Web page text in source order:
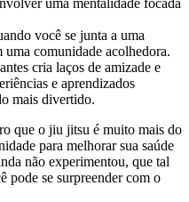
você se junta a uma
comunidade acolhedora.
cria laços de amizade e
e aprendizados
mais divertido.
que o jiu jitsu é muito mais do
para melhorar sua saúde
não experimentou, que tal
pode se surpreender com o